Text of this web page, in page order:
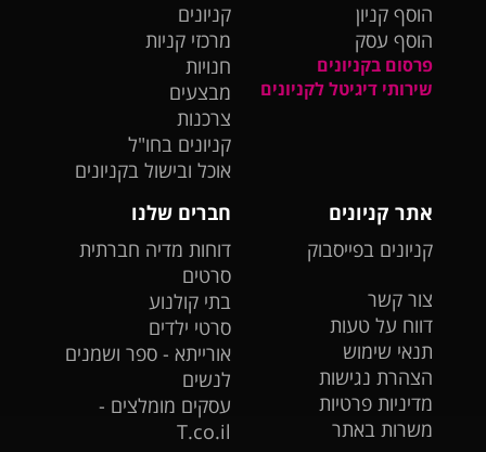
הוסף קניון
הוסף עסק
פרסום בקניונים
שירותי דיגיטל לקניונים
קניונים
מרכזי קניות
חנויות
מבצעים
צרכנות
קניונים בחו"ל
אוכל ובישול בקניונים
אתר קניונים
קניונים בפייסבוק
צור קשר
דווח על טעות
תנאי שימוש
הצהרת נגישות
מדיניות פרטיות
משרות באתר
חברים שלנו
דוחות מדיה חברתית
סרטים
בתי קולנוע
סרטי ילדים
אורייתא - ספר ושמנים
לנשים
עסקים מומלצים -
T.co.il